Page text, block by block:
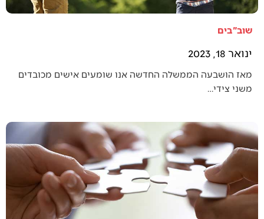
שוב"בים
ינואר 18, 2023
מאז הושבעה הממשלה החדשה אנו שומעים אישים מכובדים
משני צידי…